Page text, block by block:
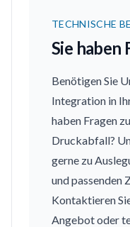
TECHNISCHE
Sie haben
Benötigen Sie
Integration in
haben Fragen
Druckabfall?
gerne zu
und passenden
Kontaktieren
Angebot oder